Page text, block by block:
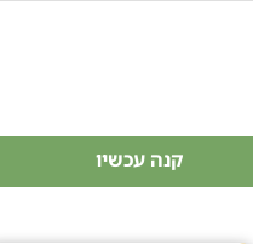
קנה עכשיו